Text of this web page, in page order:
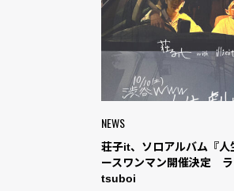
NEWS
荘子it、ソロアルバム『人
ースワンマン開催決定
tsuboi